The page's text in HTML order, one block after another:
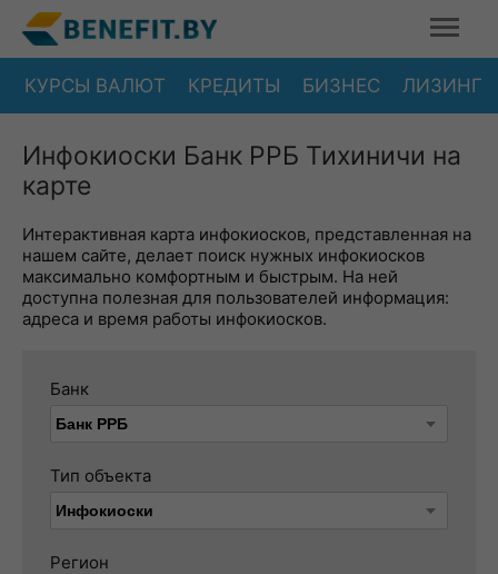
КУРСЫ ВАЛЮТ КРЕДИТЫ БИЗНЕС ЛИЗИНГ
Инфокиоски Банк РРБ Тихиничи на
карте
Интерактивная карта инфокиосков, представленная на
нашем сайте, делает поиск нужных инфокиосков
максимально комфортным и быстрым. На ней
доступна полезная для пользователей информация:
адреса и время работы инфокиосков.
Банк
Тип объекта
Регион